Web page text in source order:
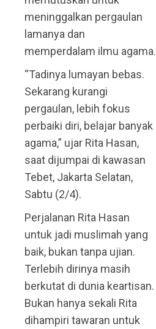
meninggalkan pergaulan
lamanya dan
memperdalam ilmu agama.
“Tadinya lumayan bebas.
Sekarang kurangi
pergaulan, lebih fokus
perbaiki diri, belajar banyak
agama,” ujar Rita Hasan,
saat dijumpai di kawasan
Tebet, Jakarta Selatan,
Sabtu (2/4).
Perjalanan Rita Hasan
untuk jadi muslimah yang
baik, bukan tanpa ujian.
Terlebih dirinya masih
berkutat di dunia keartisan.
Bukan hanya sekali Rita
dihampiri tawaran untuk